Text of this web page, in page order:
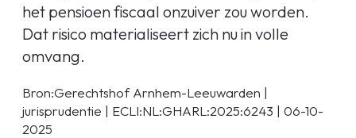
het pensioen fiscaal onzuiver zou worden.
Dat risico materialiseert zich nu in volle
omvang.
Bron:Gerechtshof Arnhem-Leeuwarden |
jurisprudentie | ECLI:NL:GHARL:2025:6243 | 06-10-
2025